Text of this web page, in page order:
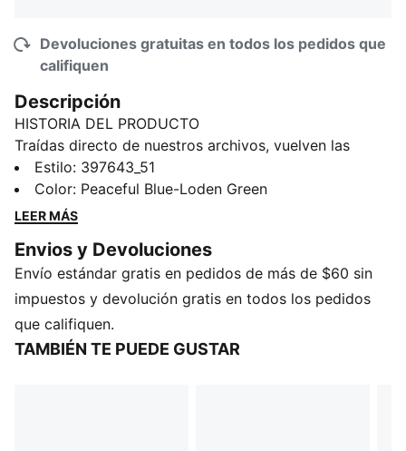
Devoluciones gratuitas en todos los pedidos que
califiquen
Descripción
HISTORIA DEL PRODUCTO
Traídas directo de nuestros archivos, vuelven las
PUMA Palermo. Este modelo debutó a principios de
los años 80 y se convirtió rápidamente en un clásico
de las gradas de los estadios de fútbol; ahora, lo
adolescentes cuenta con la emblemática etiqueta en
la cubierta, el característico empeine en forma de T y
la suela de goma del modelo original. Además, suma
una cubierta de gamuza, Formstrip PUMA de cuero y
logo PUMA metalizado.
Estilo: 397643_51
Color: Peaceful Blue-Loden Green
LEER MÁS
Envios y Devoluciones
Envío estándar gratis en pedidos de más de $60 sin
impuestos y devolución gratis en todos los pedidos
que califiquen.
TAMBIÉN TE PUEDE GUSTAR